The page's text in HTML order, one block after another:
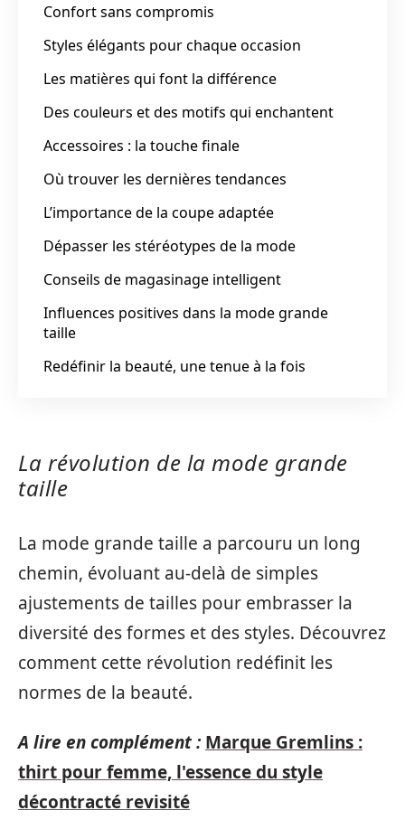
Confort sans compromis
Styles élégants pour chaque occasion
Les matières qui font la différence
Des couleurs et des motifs qui enchantent
Accessoires : la touche finale
Où trouver les dernières tendances
L’importance de la coupe adaptée
Dépasser les stéréotypes de la mode
Conseils de magasinage intelligent
Influences positives dans la mode grande
taille
Redéfinir la beauté, une tenue à la fois
La révolution de la mode grande
taille
La mode grande taille a parcouru un long
chemin, évoluant au-delà de simples
ajustements de tailles pour embrasser la
diversité des formes et des styles. Découvrez
comment cette révolution redéfinit les
normes de la beauté.
A lire en complément : Marque Gremlins :
thirt pour femme, l'essence du style
décontracté revisité